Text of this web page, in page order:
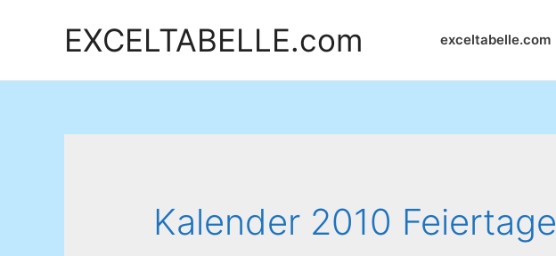
EXCELTABELLE.com exceltabelle.com
Kalender 2010 Feiertage